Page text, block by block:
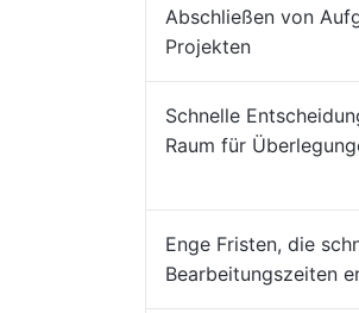
Abschließen von
Projekten
Schnelle
Raum für
Enge Fristen, die
Bearbeitungszeiten